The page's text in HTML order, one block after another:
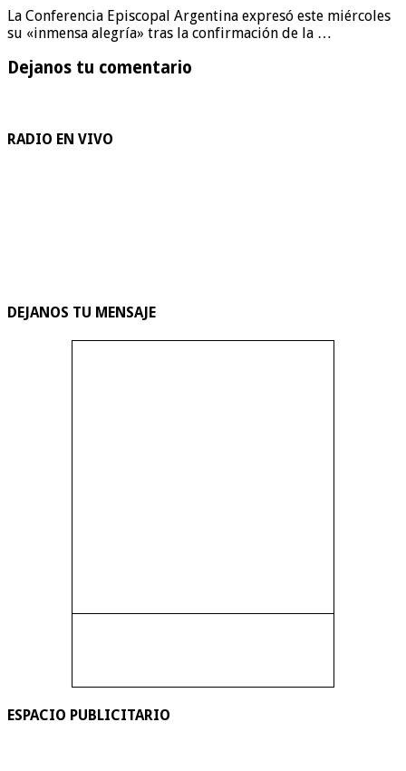
La Conferencia Episcopal Argentina expresó este miércoles
su «inmensa alegría» tras la confirmación de la …
Dejanos tu comentario
RADIO EN VIVO
DEJANOS TU MENSAJE
ESPACIO PUBLICITARIO